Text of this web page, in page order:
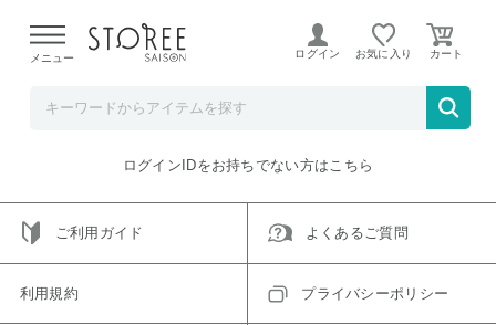
よる配送遅延が発生しております。
メニュー ログイン お気に入り
ご指定のアイテムは取り扱い終了、またはただいま取り扱い
トップへ戻る
ログインIDをお持ちでない方はこちら
ご利用ガイド よくあるご質問
利用規約 プライバシーポリシー